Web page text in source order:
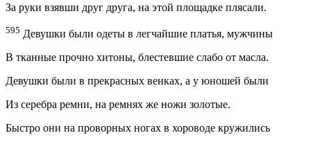
За руки взявши друг друга, на этой площадке плясали.
595 Девушки были одеты в легчайшие платья, мужчины
В тканные прочно хитоны, блестевшие слабо от масла.
Девушки были в прекрасных венках, а у юношей были
Из серебра ремни, на ремнях же ножи золотые.
Быстро они на проворных ногах в хороводе кружились